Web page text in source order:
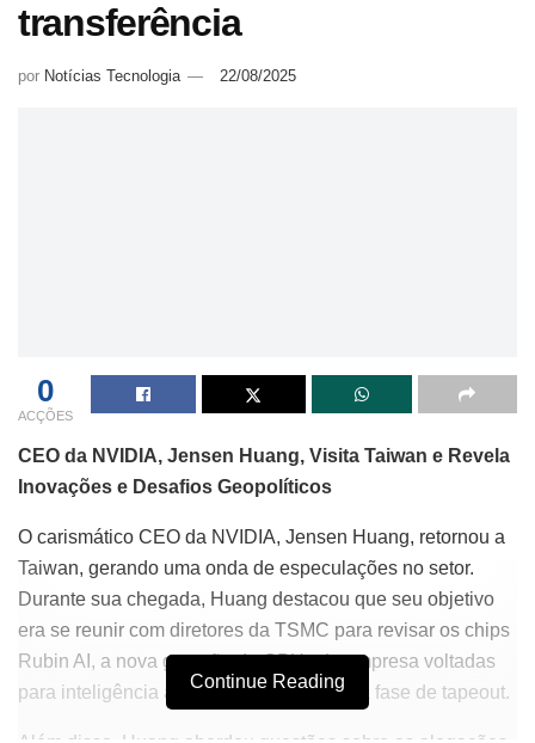
transferência
por Notícias Tecnologia 22/08/2025
0
ACÇÕES
CEO da NVIDIA, Jensen Huang, Visita Taiwan e Revela
Inovações e Desafios Geopolíticos
O carismático CEO da NVIDIA, Jensen Huang, retornou a
Taiwan, gerando uma onda de especulações no setor.
Durante sua chegada, Huang destacou que seu objetivo
era se reunir com diretores da TSMC para revisar os chips
Rubin AI, a nova geração de GPUs da empresa voltadas
para inteligência artificial, que atingiram a fase de tapeout.
Continue Reading